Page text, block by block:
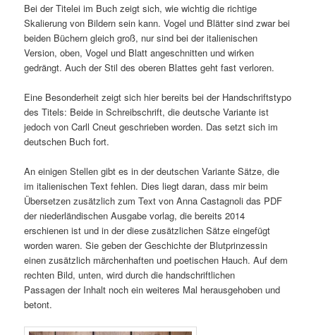
Bei der Titelei im Buch zeigt sich, wie wichtig die richtige
Skalierung von Bildern sein kann. Vogel und Blätter sind zwar bei
beiden Büchern gleich groß, nur sind bei der italienischen
Version, oben, Vogel und Blatt angeschnitten und wirken
gedrängt. Auch der Stil des oberen Blattes geht fast verloren.
Eine Besonderheit zeigt sich hier bereits bei der Handschriftstypo
des Titels: Beide in Schreibschrift, die deutsche Variante ist
jedoch von Carll Cneut geschrieben worden. Das setzt sich im
deutschen Buch fort.
An einigen Stellen gibt es in der deutschen Variante Sätze, die
im italienischen Text fehlen. Dies liegt daran, dass mir beim
Übersetzen zusätzlich zum Text von Anna Castagnoli das PDF
der niederländischen Ausgabe vorlag, die bereits 2014
erschienen ist und in der diese zusätzlichen Sätze eingefügt
worden waren. Sie geben der Geschichte der Blutprinzessin
einen zusätzlich märchenhaften und poetischen Hauch. Auf dem
rechten Bild, unten, wird durch die handschriftlichen
Passagen der Inhalt noch ein weiteres Mal herausgehoben und
betont.